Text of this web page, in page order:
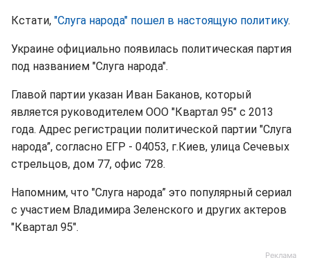
Кстати, "Слуга народа" пошел в настоящую политику.
Украине официально появилась политическая партия
под названием "Слуга народа".
Главой партии указан Иван Баканов, который
является руководителем ООО "Квартал 95" с 2013
года. Адрес регистрации политической партии "Слуга
народа”, согласно ЕГР - 04053, г.Киев, улица Сечевых
стрельцов, дом 77, офис 728.
Напомним, что "Слуга народа” это популярный сериал
с участием Владимира Зеленского и других актеров
"Квартал 95".